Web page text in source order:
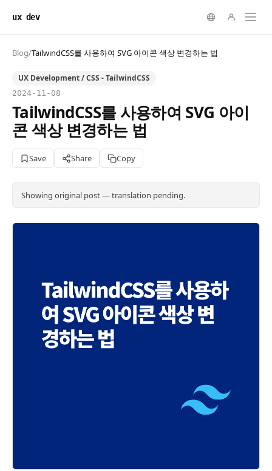
ux dev
Blog/TailwindCSS를 사용하여 SVG 아이콘 색상 변경하는 법
UX Development / CSS - TailwindCSS
2024-11-08
TailwindCSS를 사용하여 SVG 아이
콘 색상 변경하는 법
Save Share Copy
Showing original post — translation pending.